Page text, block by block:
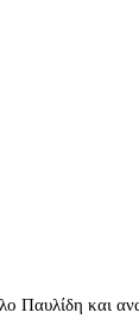
Παυλίδη και